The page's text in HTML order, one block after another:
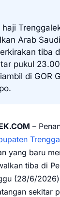
Arab
tiba
pukul
di GOR
–
yang baru
tiba di
(28/6/
sekitar